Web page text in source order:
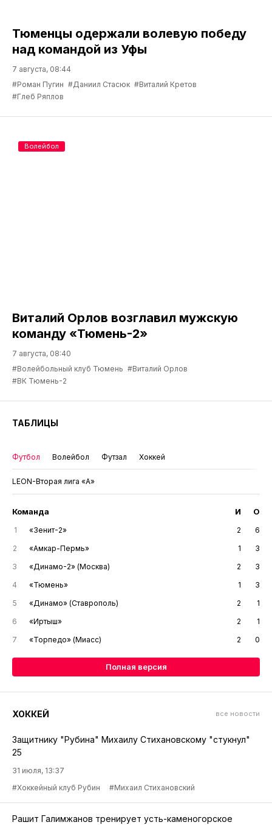
Тюменцы одержали волевую победу
над командой из Уфы
7 августа, 08:44
#Роман Пугин #Даниил Стасюк #Виталий Кретов
#Глеб Ряплов
Виталий Орлов возглавил мужскую
команду «Тюмень-2»
7 августа, 08:40
#Волейбольный клуб Тюмень #Виталий Орлов
#ВК Тюмень-2
Волейбол
ТАБЛИЦЫ
Футбол Волейбол Футзал Хоккей
LEON-Вторая лига «А»
Команда И О
1 «Зенит-2» 2
6
2
«Амкар-Пермь» 1
3
3
«Динамо-2» (Москва) 2
3
4
«Тюмень» 1
3
5
«Динамо» (Ставрополь) 2
1
6
«Иртыш» 2
1
7
«Торпедо» (Миасс) 2 0
Полная версия
ХОККЕЙ все новости
Защитнику "Рубина" Михаилу Стихановскому "стукнул"
25
31 июля, 13:37
#Хоккейный клуб Рубин
#Михаил Стихановский
Рашит Галимжанов тренирует усть-каменогорское